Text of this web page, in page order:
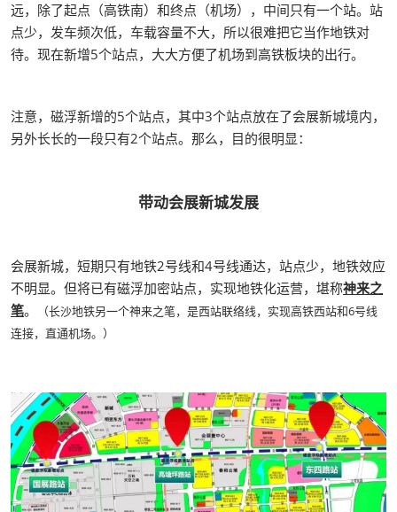
远，除了起点（高铁南）和终点（机场），中间只有一个站。站
点少，发车频次低，车载容量不大，所以很难把它当作地铁对
待。现在新增5个站点，大大方便了机场到高铁板块的出行。
注意，磁浮新增的5个站点，其中3个站点放在了会展新城境内，
另外长长的一段只有2个站点。那么，目的很明显：
带动会展新城发展
会展新城，短期只有地铁2号线和4号线通达，站点少，地铁效应
不明显。但将已有磁浮加密站点，实现地铁化运营，堪称神来之
笔。
（长沙地铁另一个神来之笔，是西站联络线，实现高铁西站和6号线
连接，直通机场。）